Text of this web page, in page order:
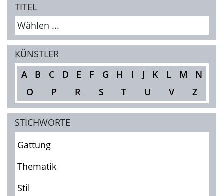
TITEL
Wählen ...
KÜNSTLER
A
B C D E F G H I J K L M
N
O
P R S T U V Z
STICHWORTE
Gattung
Thematik
Stil